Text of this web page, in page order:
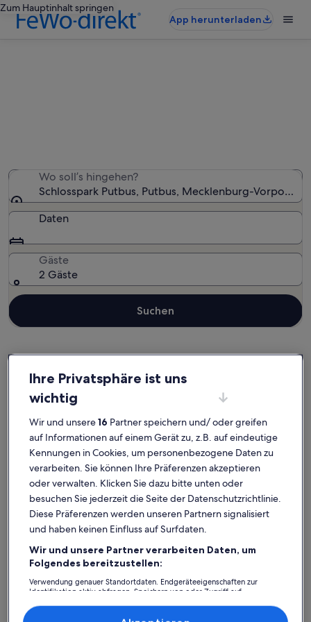
Zum Hauptinhalt springen
App herunterladen
Wo soll’s hingehen?
Schlosspark Putbus, Putbus, Mecklenburg-
Daten
Gäste
2 Gäste
Suchen
Putbus Ferienunterkünfte nahe Schlosspark Putbus
Putbus befindet. Ferienunterkünfte bieten dir für deinen Aufenthalt
mit Freunden, Familie oder Haustieren alles, worauf es ankommt,
wie WLAN und einen Kamin. Was auch immer du dir vorstellst, du
findest bestimmt genau die Art von Unterkunft, die all deine
Bedürfnisse erfüllt – das Angebot bei uns ist vielfältig und umfasst
barrierearme oder Nichtraucheroptionen.
Finde Unterkünfte ganz nach deinem
Geschmack
Suche nach FerienhäusernSuche nach Ferienwohnungen oder
Ihre Privatsphäre ist uns
wichtig
Wir und unsere16 Partner speichern und/ oder greifen
auf Informationen auf einem Gerät zu, z.B. auf eindeutige
Kennungen in Cookies, um personenbezogene Daten zu
verarbeiten. Sie können Ihre Präferenzen akzeptieren
oder verwalten. Klicken Sie dazu bitte unten oder
besuchen Sie jederzeit die Seite der Datenschutzrichtlinie.
Diese Präferenzen werden unseren Partnern signalisiert
und haben keinen Einfluss auf Surfdaten.
Wir und unsere Partner verarbeiten Daten, um
Folgendes bereitzustellen:
Verwendung genauer Standortdaten. Endgeräteeigenschaften zur
Identifikation aktiv abfragen. Speichern von oder Zugriff auf
Inhalte, Messung von Werbeleistung und der Performance von Inhalten,